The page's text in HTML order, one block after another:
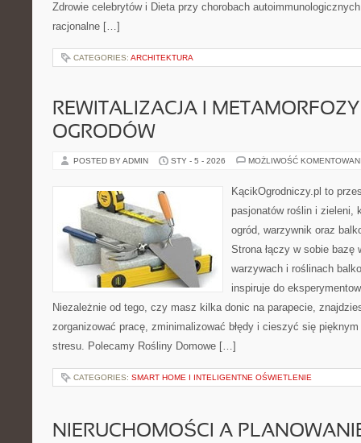
Zdrowie celebrytów i Dieta przy chorobach
racjonalne […]
CATEGORIES: ARCHITEKTURA
REWITALIZACJA I
OGRODÓW
POSTED BY ADMIN STY - 5 - 2026 MOŻLIWOŚĆ
KącikOgrodniczy.pl to
pasjonatów roślin i zieleni,
ogród, warzywnik oraz
Strona łączy w sobie bazę
warzywach i roślinach
inspiruje do
Niezależnie od tego, czy masz kilka donic na parapecie,
zorganizować pracę, zminimalizować błędy i cieszyć się
stresu. Polecamy Rośliny Domowe […]
CATEGORIES: SMART HOME I INTELIGENTNE OŚWIETLENIE
NIERUCHOMOŚCI A